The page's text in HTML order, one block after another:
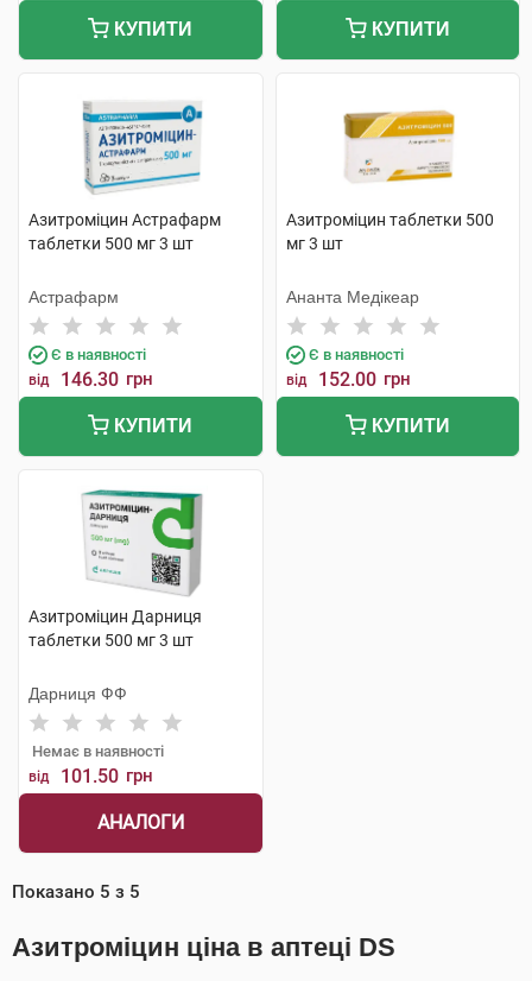
КУПИТИ КУПИТИ
Азитроміцин Астрафарм
таблетки 500 мг 3 шт
Астрафарм
Є в наявності
від 146.30 грн
КУПИТИ
Азитроміцин таблетки 500
мг 3 шт
Ананта Медікеар
Є в наявності
від 152.00 грн
КУПИТИ
Азитроміцин Дарниця
таблетки 500 мг 3 шт
Дарниця ФФ
Немає в наявності
від 101.50 грн
АНАЛОГИ
Показано 5 з 5
Азитроміцин ціна в аптеці DS